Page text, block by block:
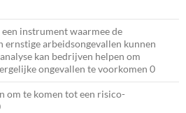
instrument waarmee de
ernstige arbeidsongevallen kunnen
kan bedrijven helpen om
ongevallen te voorkomen 0
om te komen tot een risico-